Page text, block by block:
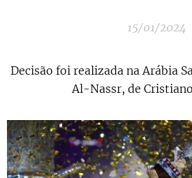
15/01/2024
Decisão foi realizada na Arábia
Al-Nassr, de